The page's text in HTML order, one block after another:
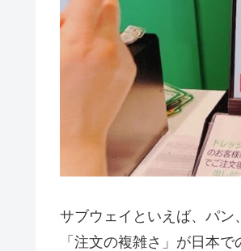
サブウェイといえば、パン
「注文の複雑さ」が日本